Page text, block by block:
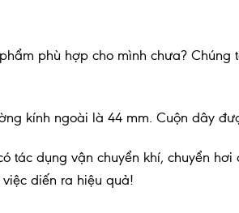
phù hợp cho mình chưa? Chúng
kính ngoài là 44 mm. Cuộn dây
tác dụng vận chuyển khí, chuyển
diến ra hiệu quả!